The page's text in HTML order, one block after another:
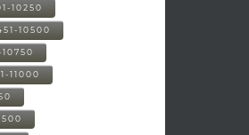
10250
10500
10750
11000